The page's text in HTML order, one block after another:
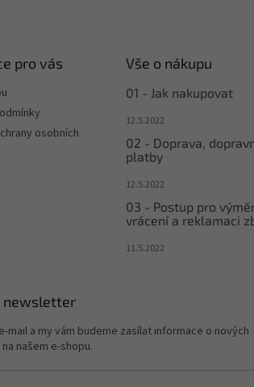
pro vás
osobních
Vše o nákupu
01 - Jak nakupovat
12.5.2022
02 - Doprava,
platby
12.5.2022
03 - Postup pro
vrácení a reklamaci
11.5.2022
newsletter
mail a my vám budeme zasílat informace o nových
našem e-shopu.